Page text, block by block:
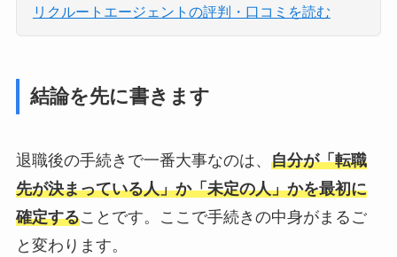
リクルートエージェントの評判・口コミを読む
結論を先に書きます
退職後の手続きで一番大事なのは、 自分が「転職
先が決まっている人」か「未定の人」かを最初に
確定することです。ここで手続きの中身がまるご
と変わります。